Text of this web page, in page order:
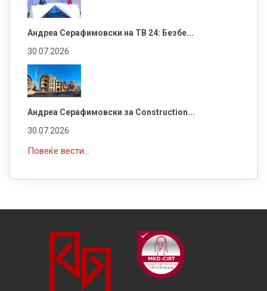
Андреа Серафимовски на ТВ 24: Безбе...
30.07.2026
Андреа Серафимовски за Construction...
30.07.2026
Повеќе вести...